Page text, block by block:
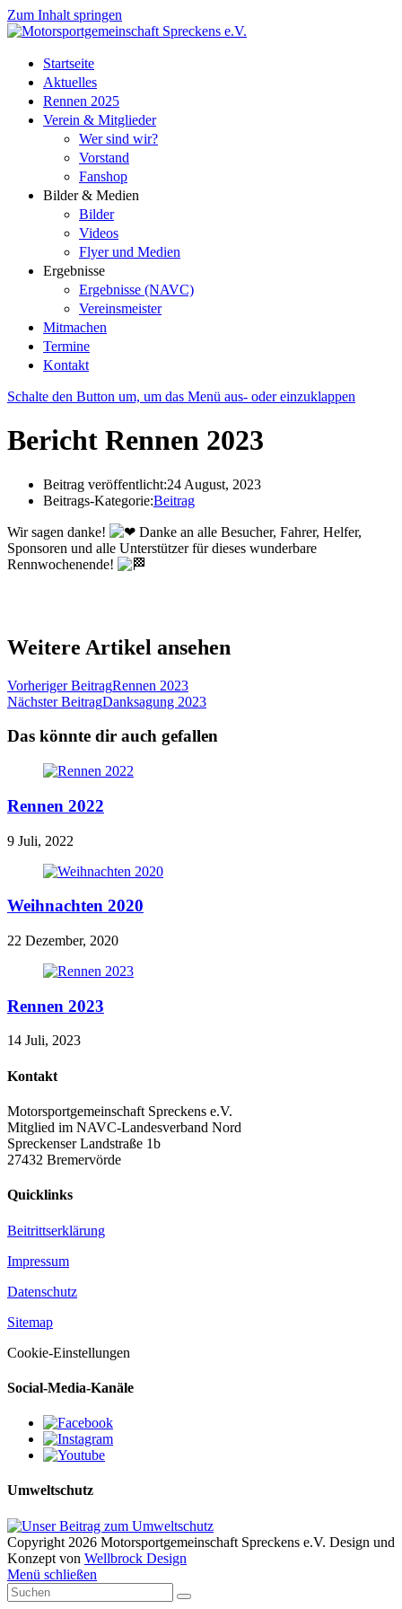
Zum Inhalt springen
Startseite
Aktuelles
Rennen 2025
Verein & Mitglieder
Wer sind wir?
Vorstand
Fanshop
Bilder & Medien
Bilder
Videos
Flyer und Medien
Ergebnisse
Ergebnisse (NAVC)
Vereinsmeister
Mitmachen
Termine
Kontakt
Schalte den Button um, um das Menü aus- oder einzuklappen
Bericht Rennen 2023
Beitrag veröffentlicht:24 August, 2023
Beitrags-Kategorie:Beitrag
Wir sagen danke!
Danke an alle Besucher, Fahrer, Helfer,
Sponsoren und alle Unterstützer für dieses wunderbare
Rennwochenende!
Weitere Artikel ansehen
Vorheriger BeitragRennen 2023
Nächster BeitragDanksagung 2023
Das könnte dir auch gefallen
Rennen 2022
9 Juli, 2022
Weihnachten 2020
22 Dezember, 2020
Rennen 2023
14 Juli, 2023
Kontakt
Motorsportgemeinschaft Spreckens e.V.
Mitglied im NAVC-Landesverband Nord
Spreckenser Landstraße 1b
27432 Bremervörde
Quicklinks
Beitrittserklärung
Impressum
Datenschutz
Sitemap
Cookie-Einstellungen
Social-Media-Kanäle
Umweltschutz
Copyright 2026 Motorsportgemeinschaft Spreckens e.V. Design und
Konzept von Wellbrock Design
Menü schließen